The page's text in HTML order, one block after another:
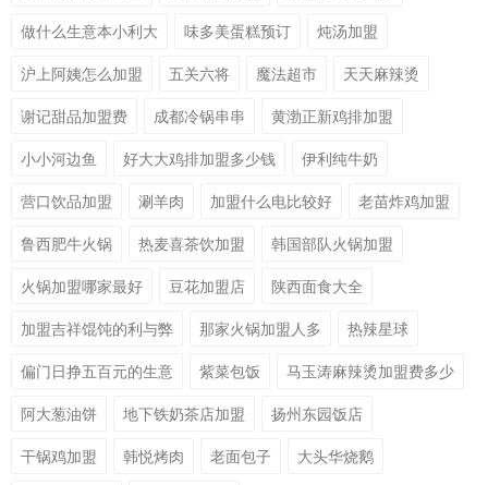
做什么生意本小利大
味多美蛋糕预订
炖汤加盟
沪上阿姨怎么加盟
五关六将 魔法超市
天天麻辣烫
谢记甜品加盟费
成都冷锅串串
黄渤正新鸡排加盟
小小河边鱼
好大大鸡排加盟多少钱
伊利纯牛奶
营口饮品加盟
涮羊肉 加盟什么电比较好
老苗炸鸡加盟
鲁西肥牛火锅
热麦喜茶饮加盟
韩国部队火锅加盟
火锅加盟哪家最好
豆花加盟店
陕西面食大全
加盟吉祥馄饨的利与弊
那家火锅加盟人多
热辣星球
偏门日挣五百元的生意
紫菜包饭
马玉涛麻辣烫加盟费多少
阿大葱油饼
地下铁奶茶店加盟
扬州东园饭店
干锅鸡加盟
韩悦烤肉 老面包子
大头华烧鹅